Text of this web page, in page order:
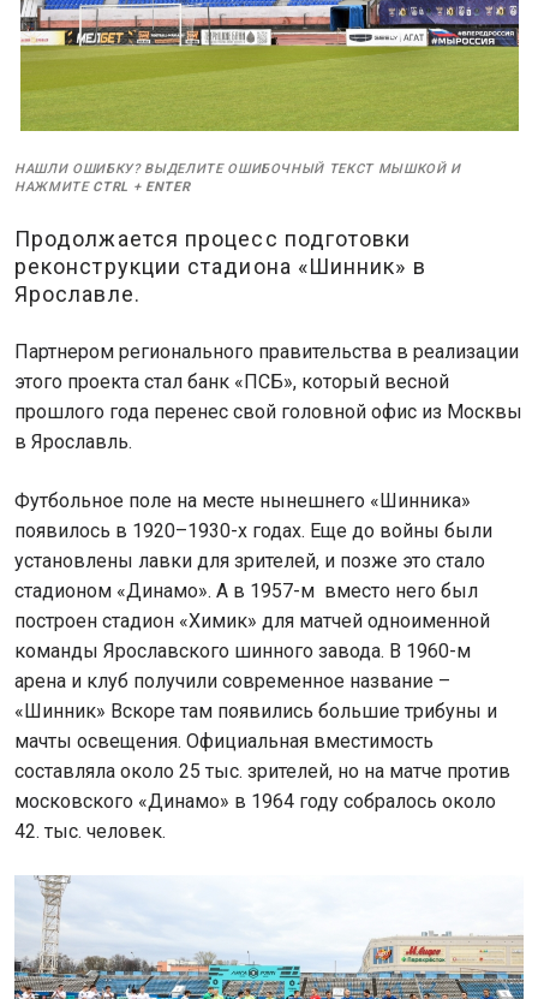
НАШЛИ ОШИБКУ? ВЫДЕЛИТЕ ОШИБОЧНЫЙ ТЕКСТ МЫШКОЙ И
НАЖМИТЕ CTRL + ENTER
Продолжается процесс подготовки
реконструкции стадиона «Шинник» в
Ярославле.
Партнером регионального правительства в реализации
этого проекта стал банк «ПСБ», который весной
прошлого года перенес свой головной офис из Москвы
в Ярославль.
Футбольное поле на месте нынешнего «Шинника»
появилось в 1920–1930-х годах. Еще до войны были
установлены лавки для зрителей, и позже это стало
стадионом «Динамо». А в 1957-м вместо него был
построен стадион «Химик» для матчей одноименной
команды Ярославского шинного завода. В 1960-м
арена и клуб получили современное название –
«Шинник» Вскоре там появились большие трибуны и
мачты освещения. Официальная вместимость
составляла около 25 тыс. зрителей, но на матче против
московского «Динамо» в 1964 году собралось около
42. тыс. человек.